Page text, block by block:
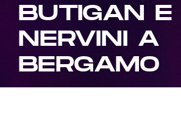
BUTIGAN E
NERVINI A
BERGAMO